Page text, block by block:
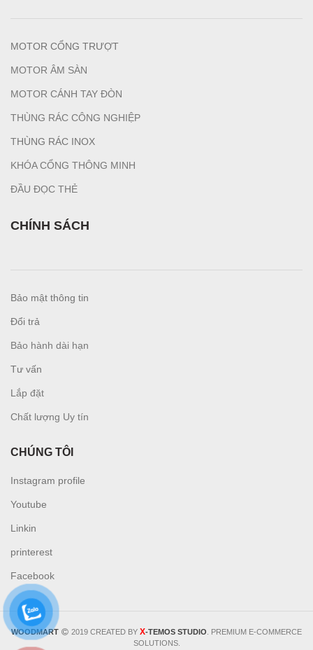
MOTOR CỔNG TRƯỢT
MOTOR ÂM SÀN
MOTOR CÁNH TAY ĐÒN
THÙNG RÁC CÔNG NGHIỆP
THÙNG RÁC INOX
KHÓA CỔNG THÔNG MINH
ĐẦU ĐỌC THẺ
CHÍNH SÁCH
Bảo mật thông tin
Đổi trả
Bảo hành dài hạn
Tư vấn
L ắp đặt
Chất lượng Uy tín
CHÚNG TÔI
Instagram profile
Youtube
Linkin
printerest
Facebook
WOODMART 2019 CREATED BY X-TEMOS STUDIO . PREMIUM E-COMMERCE
SOLUTIONS.